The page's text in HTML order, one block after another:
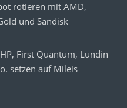
rotieren mit AMD,
und Sandisk
First Quantum, Lundin
setzen auf Mileis